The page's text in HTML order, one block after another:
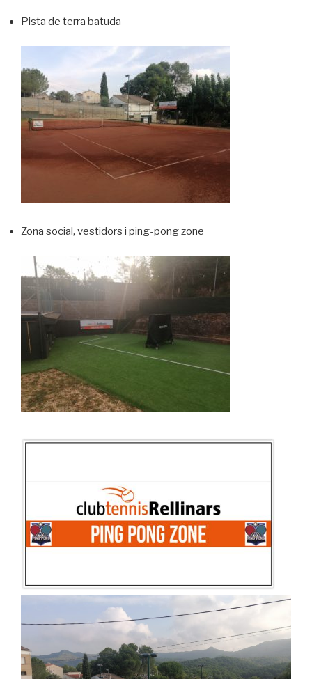
Pista de terra batuda
Zona social, vestidors i ping-pong zone